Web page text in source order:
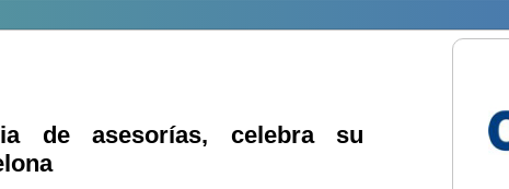
de asesorías, celebra su